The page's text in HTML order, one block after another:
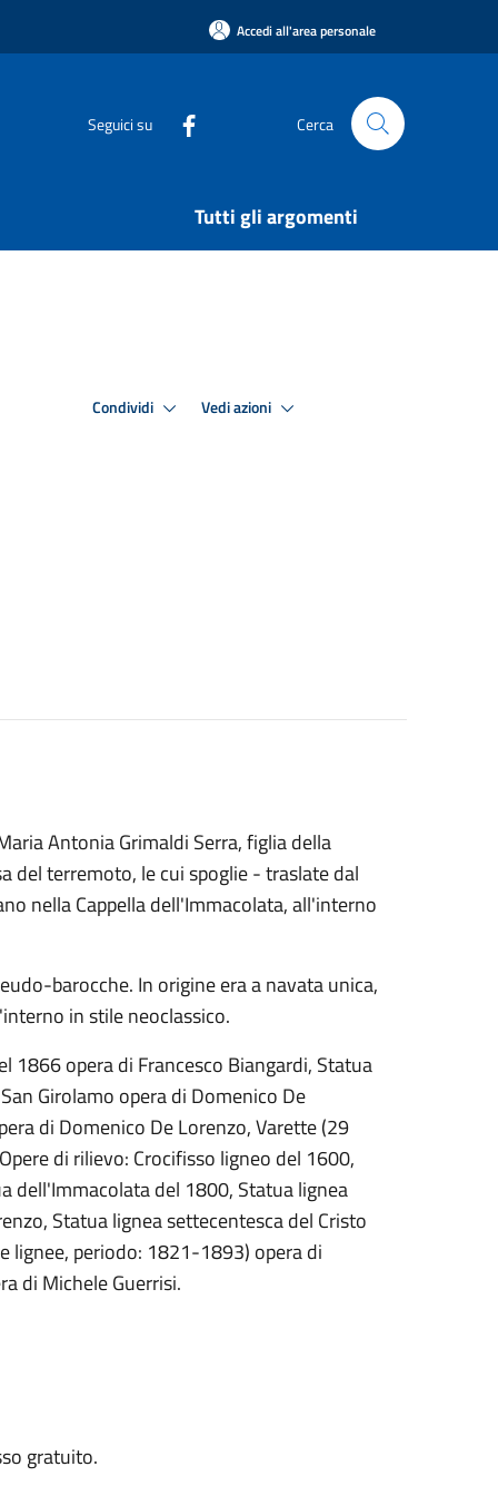
Accedi all'area personale
Seguici su Cerca
Tutti gli argomenti
Condividi Vedi azioni
Antonia Grimaldi Serra, figlia della
del terremoto, le cui spoglie - traslate dal
nella Cappella dell'Immacolata, all'interno
barocche. In origine era a navata unica,
in stile neoclassico.
1866 opera di Francesco Biangardi, Statua
Girolamo opera di Domenico De
di Domenico De Lorenzo, Varette (29
di rilievo: Crocifisso ligneo del 1600,
dell'Immacolata del 1800, Statua lignea
Statua lignea settecentesca del Cristo
lignee, periodo: 1821-1893) opera di
di Michele Guerrisi.
gratuito.